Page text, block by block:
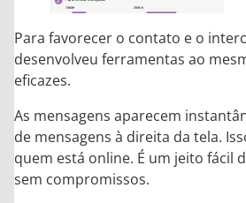
Para favorecer o contato e o
desenvolveu ferramentas ao
eficazes.
As mensagens aparecem
de mensagens à direita da tela.
quem está online. É um jeito fácil
sem compromissos.